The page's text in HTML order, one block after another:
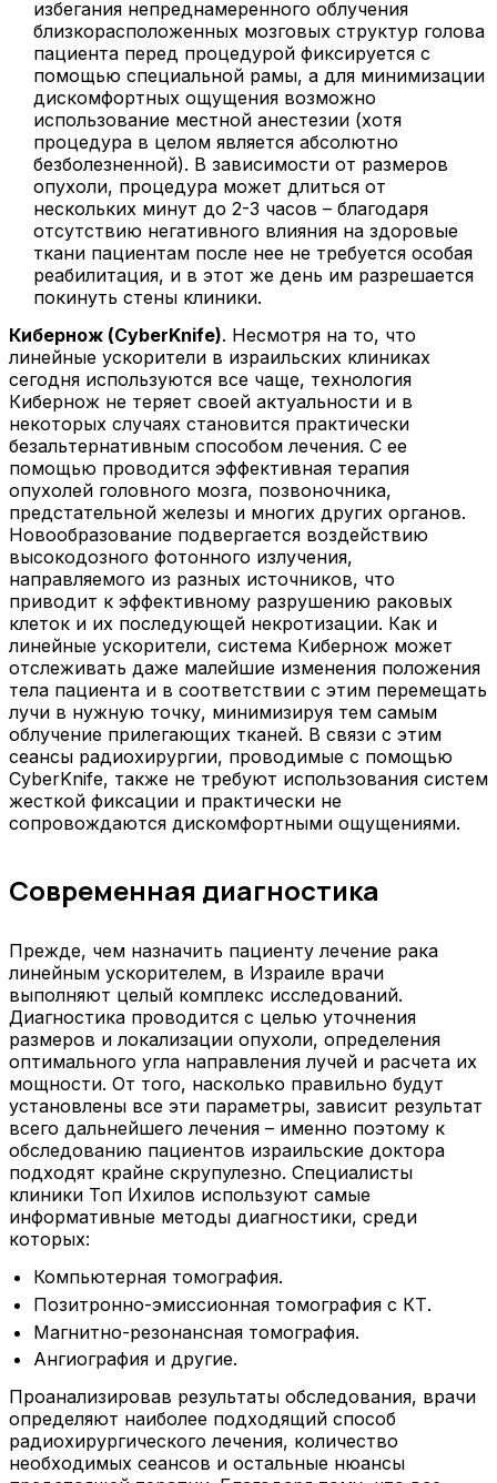
избегания непреднамеренного облучения
близкорасположенных мозговых структур голова
пациента перед процедурой фиксируется с
помощью специальной рамы, а для минимизации
дискомфортных ощущения возможно
использование местной анестезии (хотя
процедура в целом является абсолютно
безболезненной). В зависимости от размеров
опухоли, процедура может длиться от
нескольких минут до 2-3 часов – благодаря
отсутствию негативного влияния на здоровые
ткани пациентам после нее не требуется особая
реабилитация, и в этот же день им разрешается
покинуть стены клиники.
Кибернож (CyberKnife). Несмотря на то, что
линейные ускорители в израильских клиниках
сегодня используются все чаще, технология
Кибернож не теряет своей актуальности и в
некоторых случаях становится практически
безальтернативным способом лечения. С ее
помощью проводится эффективная терапия
опухолей головного мозга, позвоночника,
предстательной железы и многих других органов.
Новообразование подвергается воздействию
высокодозного фотонного излучения,
направляемого из разных источников, что
приводит к эффективному разрушению раковых
клеток и их последующей некротизации. Как и
линейные ускорители, система Кибернож может
отслеживать даже малейшие изменения положения
тела пациента и в соответствии с этим перемещать
лучи в нужную точку, минимизируя тем самым
облучение прилегающих тканей. В связи с этим
сеансы радиохирургии, проводимые с помощью
CyberKnife, также не требуют использования систем
жесткой фиксации и практически не
сопровождаются дискомфортными ощущениями.
Современная диагностика
Прежде, чем назначить пациенту лечение рака
линейным ускорителем, в Израиле врачи
выполняют целый комплекс исследований.
Диагностика проводится с целью уточнения
размеров и локализации опухоли, определения
оптимального угла направления лучей и расчета их
мощности. От того, насколько правильно будут
установлены все эти параметры, зависит результат
всего дальнейшего лечения – именно поэтому к
обследованию пациентов израильские доктора
подходят крайне скрупулезно. Специалисты
клиники Топ Ихилов используют самые
информативные методы диагностики, среди
которых:
Компьютерная томография.
Позитронно-эмиссионная томография с КТ.
Магнитно-резонансная томография.
Ангиография и другие.
Проанализировав результаты обследования, врачи
определяют наиболее подходящий способ
радиохирургического лечения, количество
необходимых сеансов и остальные нюансы